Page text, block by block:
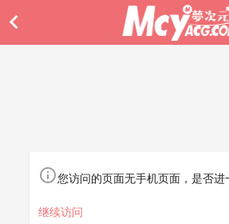

您访问的页面无手机页面，是否进
继续访问